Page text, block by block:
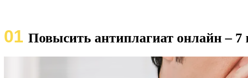
01 Повысить антиплагиат онлайн – 7